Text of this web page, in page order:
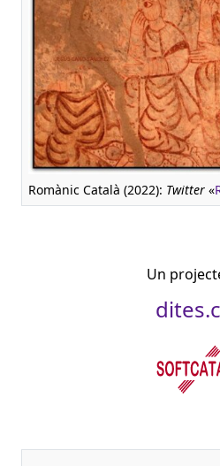
Romànic Català (2022): Twitter «
Un